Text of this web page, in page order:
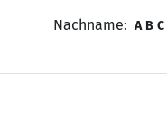
Nachname: A B C